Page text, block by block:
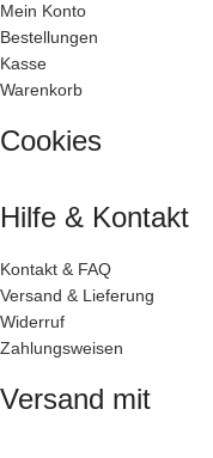
Mein Konto
Bestellungen
Kasse
Warenkorb
Cookies
Hilfe & Kontakt
Kontakt & FAQ
Versand & Lieferung
Widerruf
Zahlungsweisen
Versand mit